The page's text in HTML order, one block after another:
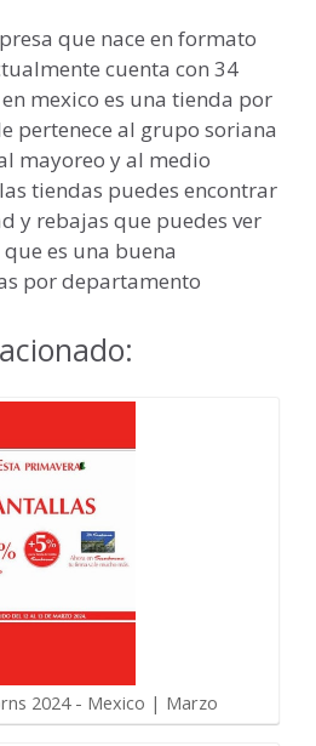
que nace en formato
cuenta con 34
mexico es una tienda por
pertenece al grupo soriana
mayoreo y al medio
tiendas puedes encontrar
y rebajas que puedes ver
que es una buena
por departamento
2024 - Mexico | Marzo